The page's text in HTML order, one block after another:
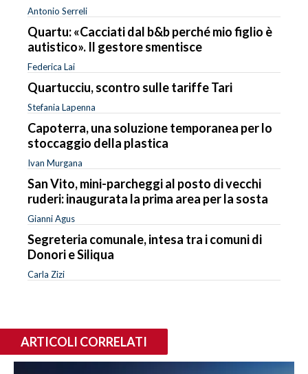
Antonio Serreli
Quartu: «Cacciati dal b&b perché mio figlio è
autistico». Il gestore smentisce
Federica Lai
Quartucciu, scontro sulle tariffe Tari
Stefania Lapenna
Capoterra, una soluzione temporanea per lo
stoccaggio della plastica
Ivan Murgana
San Vito, mini-parcheggi al posto di vecchi
ruderi: inaugurata la prima area per la sosta
Gianni Agus
Segreteria comunale, intesa tra i comuni di
Donori e Siliqua
Carla Zizi
ARTICOLI CORRELATI